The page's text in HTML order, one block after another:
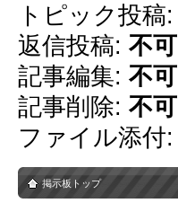
トピック投稿:
返信投稿: 不可
記事編集: 不可
記事削除: 不可
ファイル添付:
掲示板トップ